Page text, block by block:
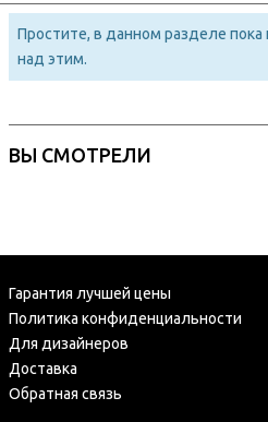
Простите, в данном разделе
над этим.
ВЫ СМОТРЕЛИ
Гарантия лучшей цены
Политика конфиденциальности
Для дизайнеров
Доставка
Обратная связь